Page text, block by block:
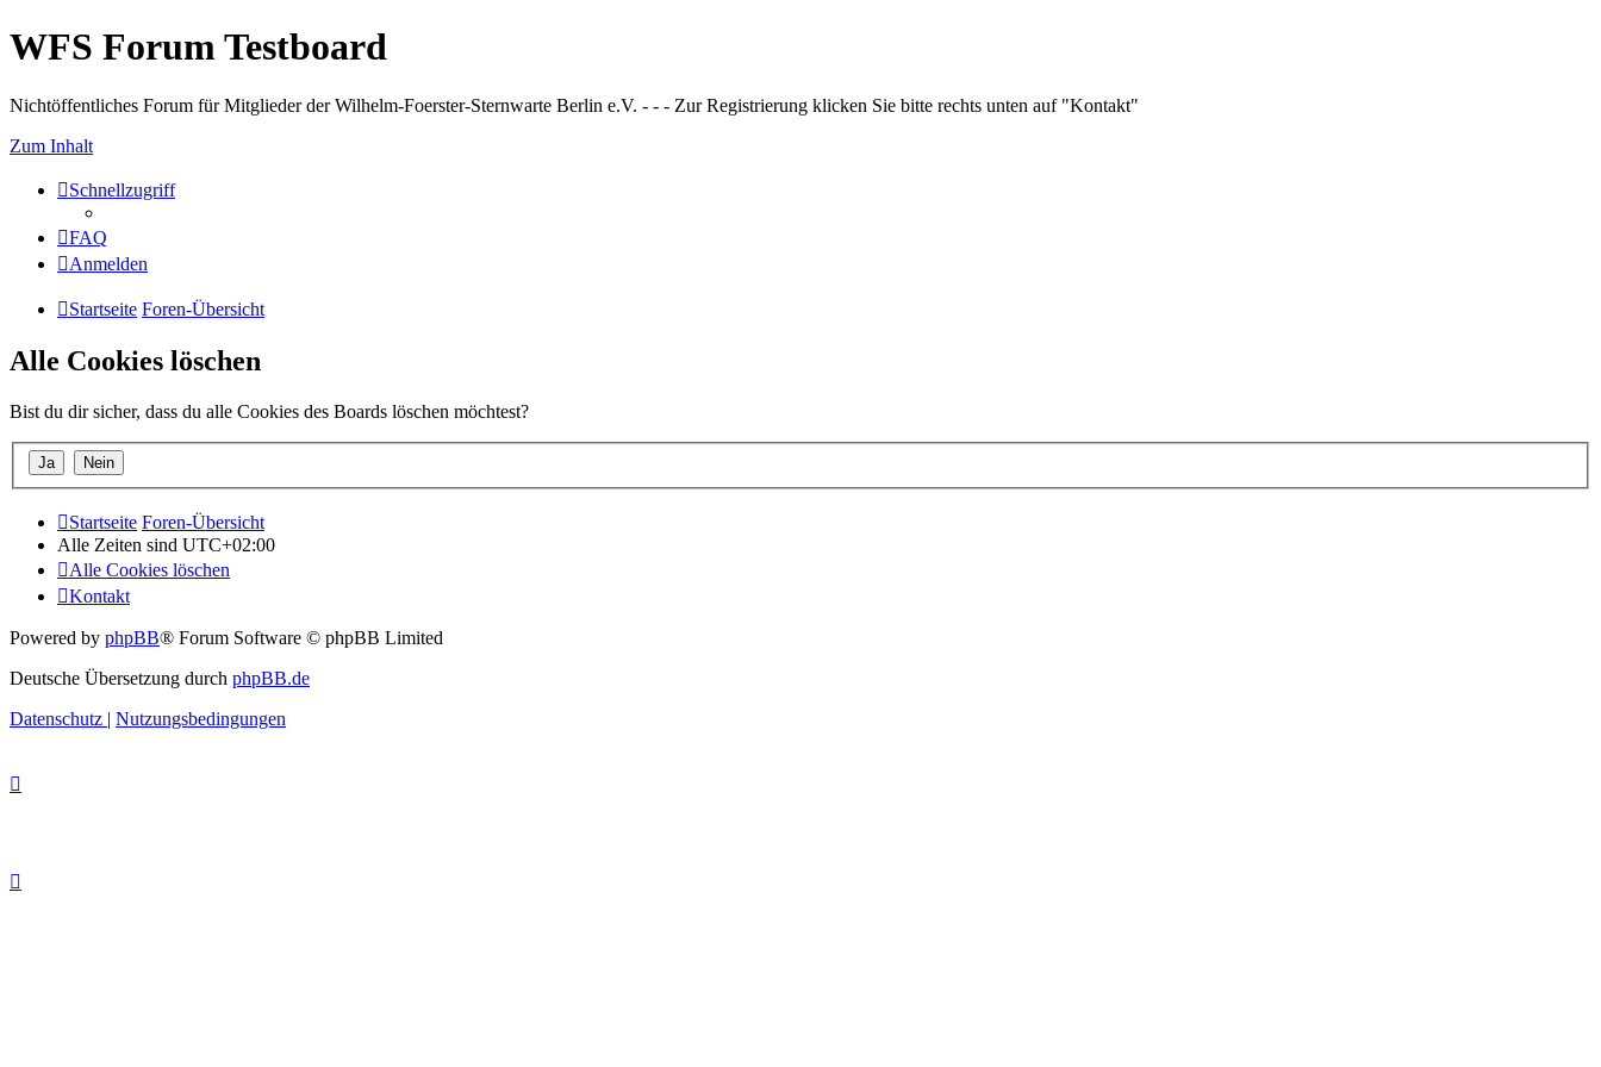
WFS Forum Testboard
Nichtöffentliches Forum für Mitglieder der Wilhelm-Foerster-Sternwarte Berlin e.V. - - - Zur Registrierung klicken Sie bitte rechts unten auf "Kontakt"
Zum Inhalt
Schnellzugriff
FAQ
Anmelden
Startseite Foren-Übersicht
Alle Cookies löschen
Bist du dir sicher, dass du alle Cookies des Boards löschen möchtest?
Startseite Foren-Übersicht
Alle Zeiten sind UTC+02:00
Alle Cookies löschen
Kontakt
Powered by phpBB® Forum Software © phpBB Limited
Deutsche Übersetzung durch phpBB.de
Datenschutz | Nutzungsbedingungen